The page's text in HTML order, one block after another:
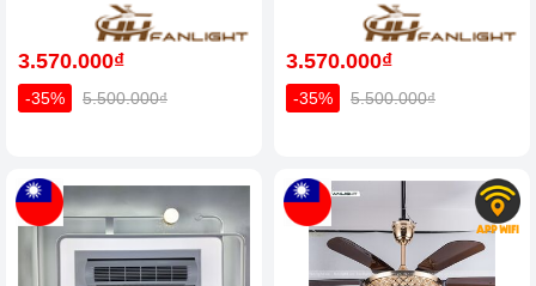
3.570.000₫
-35% 5.500.000₫
3.570.000₫
-35% 5.500.000₫